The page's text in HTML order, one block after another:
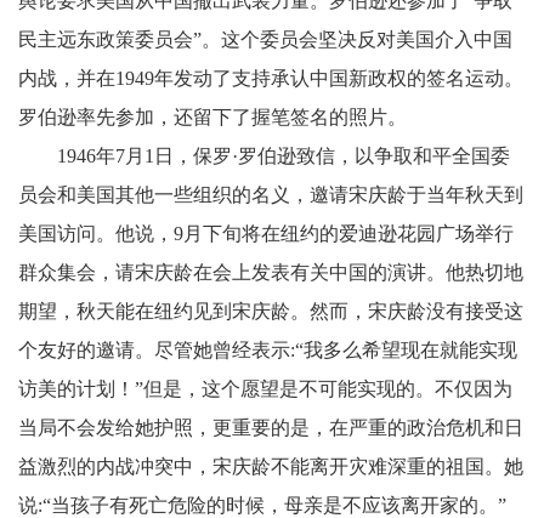
民主远东政策委员会”。这个委员会坚决反对美国介入中国
内战，并在1949年发动了支持承认中国新政权的签名运动。
罗伯逊率先参加，还留下了握笔签名的照片。
1946年7月1日，保罗·罗伯逊致信，以争取和平全国委
员会和美国其他一些组织的名义，邀请宋庆龄于当年秋天到
美国访问。他说，9月下旬将在纽约的爱迪逊花园广场举行
群众集会，请宋庆龄在会上发表有关中国的演讲。他热切地
期望，秋天能在纽约见到宋庆龄。然而，宋庆龄没有接受这
个友好的邀请。尽管她曾经表示:“我多么希望现在就能实现
访美的计划！”但是，这个愿望是不可能实现的。不仅因为
当局不会发给她护照，更重要的是，在严重的政治危机和日
益激烈的内战冲突中，宋庆龄不能离开灾难深重的祖国。她
说:“当孩子有死亡危险的时候，母亲是不应该离开家的。”